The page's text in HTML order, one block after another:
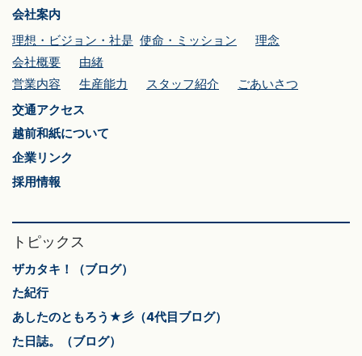
会社案内
理想・ビジョン・社是 使命・ミッション
理念
会社概要
由緒
営業内容
生産能力 スタッフ紹介
ごあいさつ
交通アクセス
越前和紙について
企業リンク
採用情報
トピックス
ザカタキ！（ブログ）
た紀行
あしたのともろう★彡（4代目ブログ）
た日誌。（ブログ）